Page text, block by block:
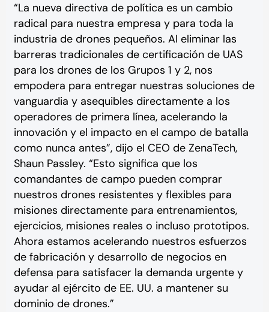
“La nueva directiva de política es un cambio
radical para nuestra empresa y para toda la
industria de drones pequeños. Al eliminar las
barreras tradicionales de certificación de UAS
para los drones de los Grupos 1 y 2, nos
empodera para entregar nuestras soluciones de
vanguardia y asequibles directamente a los
operadores de primera línea, acelerando la
innovación y el impacto en el campo de batalla
como nunca antes”, dijo el CEO de ZenaTech,
Shaun Passley. “Esto significa que los
comandantes de campo pueden comprar
nuestros drones resistentes y flexibles para
misiones directamente para entrenamientos,
ejercicios, misiones reales o incluso prototipos.
Ahora estamos acelerando nuestros esfuerzos
de fabricación y desarrollo de negocios en
defensa para satisfacer la demanda urgente y
ayudar al ejército de EE. UU. a mantener su
dominio de drones.”